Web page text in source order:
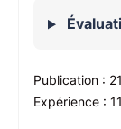
Publication :
Expérience :